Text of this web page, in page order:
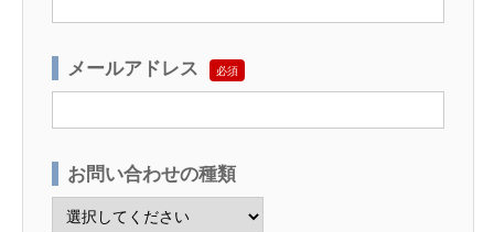
メールアドレス 必須
お問い合わせの種類